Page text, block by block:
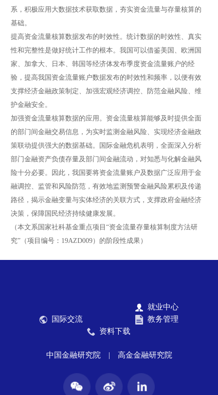
系，积极应用大数据技术获取数据，夯实资金流量与存量核算的
基础。
提高资金流量核算数据发布的时效性。统计数据的时效性、真实
性和完整性是做好统计工作的根本。我国可以借鉴美国、欧洲国
家、加拿大、日本、韩国等经济体发布季度资金流量账户的经
验，提高我国资金流量账户数据发布的时效性和频率，以便有效
支撑经济金融政策制定、加强宏观经济调控、防范金融风险、维
护金融安全。
加强资金流量核算数据的应用。 资金流量核算能够及时提供全面
的部门间金融交易信息，为实时监测金融风险、实现经济金融政
策联动提供强大的数据基础。国际金融危机表明，全面深入分析
部门金融资产负债存量及部门间金融流动，对知悉与化解金融风
险十分必要。因此，我国要将资金流量账户及数据广泛应用于金
融调控、监管和风险防范，有效地监测预警金融风险累积及传递
路径，揭示金融变量与实体经济的关联方式，支撑政府金融经济
决策，保障国民经济持续健康发展。
（本文系国家社科基金重点项目“资金流量存量核算制度方法研
究”（项目编号：19AZD009）的阶段性成果）
就业中心
国际交流
教务管理
资料下载
中国金融研究院 | 高金金融研究院